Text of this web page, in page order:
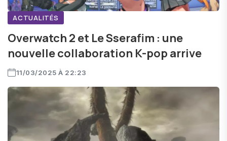
ACTUALITÉS
Overwatch 2 et Le Sserafim : une
nouvelle collaboration K-pop arrive
11/03/2025 À 22:23